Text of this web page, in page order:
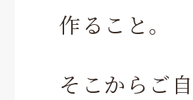
作ること。
そこからご